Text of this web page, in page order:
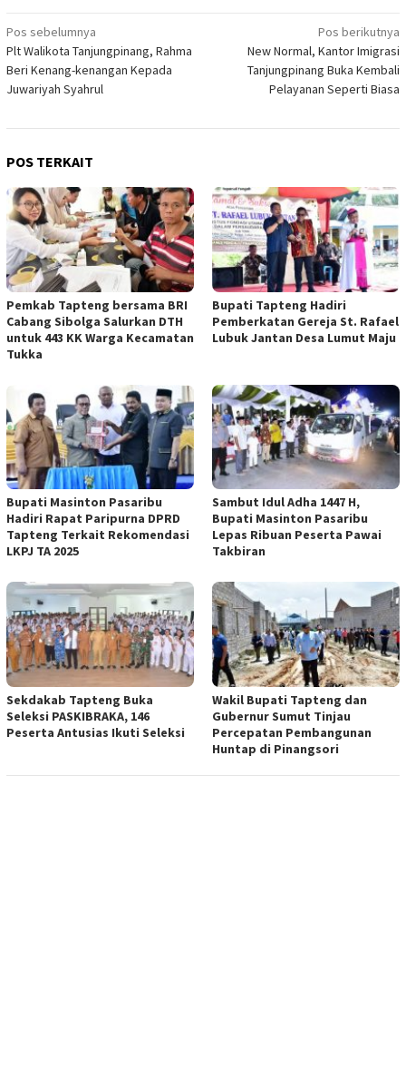
Navigasi
pos
Pos sebelumnya
Plt Walikota Tanjungpinang, Rahma
Beri Kenang-kenangan Kepada
Juwariyah Syahrul
Pos berikutnya
New Normal, Kantor Imigrasi
Tanjungpinang Buka Kembali
Pelayanan Seperti Biasa
POS TERKAIT
Pemkab Tapteng bersama BRI
Cabang Sibolga Salurkan DTH
untuk 443 KK Warga Kecamatan
Tukka
Bupati Tapteng Hadiri
Pemberkatan Gereja St. Rafael
Lubuk Jantan Desa Lumut Maju
Bupati Masinton Pasaribu
Hadiri Rapat Paripurna DPRD
Tapteng Terkait Rekomendasi
LKPJ TA 2025
Sambut Idul Adha 1447 H,
Bupati Masinton Pasaribu
Lepas Ribuan Peserta Pawai
Takbiran
Sekdakab Tapteng Buka
Seleksi PASKIBRAKA, 146
Peserta Antusias Ikuti Seleksi
Wakil Bupati Tapteng dan
Gubernur Sumut Tinjau
Percepatan Pembangunan
Huntap di Pinangsori